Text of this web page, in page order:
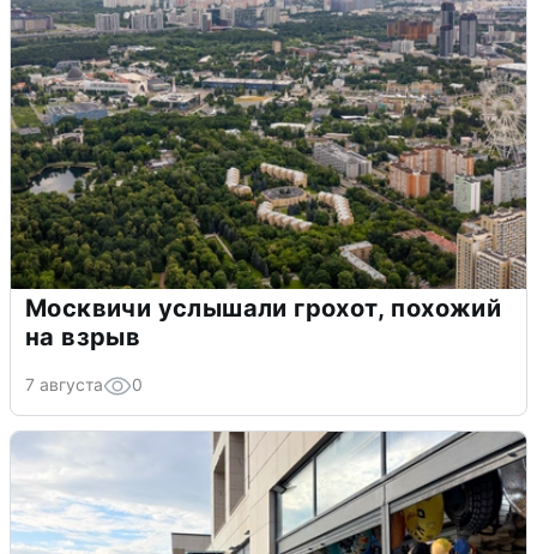
Москвичи услышали грохот, похожий
на взрыв
7 августа 0